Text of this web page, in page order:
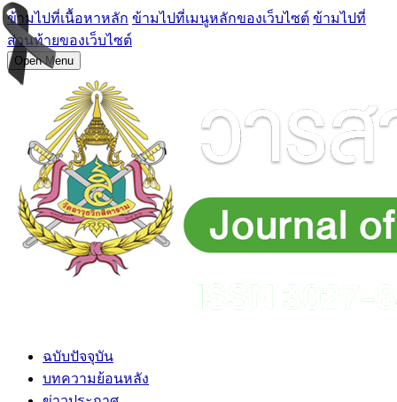
ข้ามไปที่เนื้อหาหลัก ข้ามไปที่เมนูหลักของเว็บไซต์ ข้ามไปที่
ส่วนท้ายของเว็บไซต์
Open Menu
ฉบับปัจจุบัน
บทความย้อนหลัง